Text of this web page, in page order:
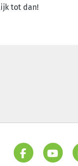
tot dan!